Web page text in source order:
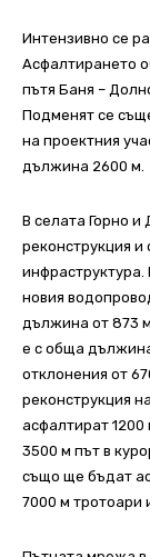
Интензивно се
Асфалтирането
пътя Баня –
Подменят се
на проектния
дължина 2600 м.
В селата Горно
реконструкция
новия
дължина от 873
е с обща
отклонения от
реконструкция
асфалтират
3500 м път в
също ще бъдат
7000 м тротоари